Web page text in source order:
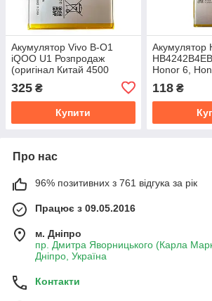
Акумулятор Vivo B-O1
iQOO U1 Розпродаж
(оригінал Китай 4500
325 ₴
Купити
Акумулятор
Honor 6,
Китай 3000
118₴
Про нас
96% позитивних з 761 відгука за рік
Працює з 09.05.2016
м. Дніпро
пр. Дмитра Яворницького (Карла
Дніпро, Україна
Контакти